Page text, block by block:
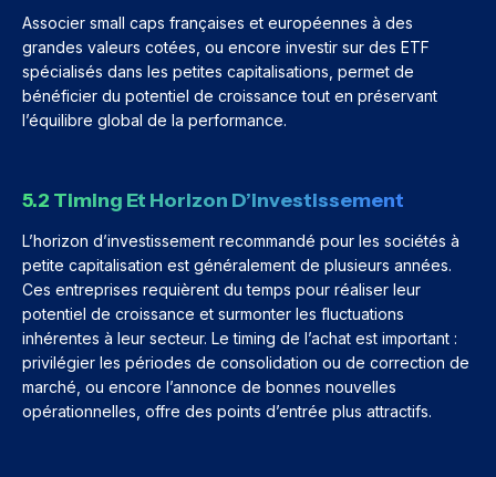
Associer small caps françaises et européennes à des
grandes valeurs cotées, ou encore investir sur des ETF
spécialisés dans les petites capitalisations, permet de
bénéficier du potentiel de croissance tout en préservant
l’équilibre global de la performance.
5.2 Timing Et Horizon D’investissement
L’horizon d’investissement recommandé pour les sociétés à
petite capitalisation est généralement de plusieurs années.
Ces entreprises requièrent du temps pour réaliser leur
potentiel de croissance et surmonter les fluctuations
inhérentes à leur secteur. Le timing de l’achat est important :
privilégier les périodes de consolidation ou de correction de
marché, ou encore l’annonce de bonnes nouvelles
opérationnelles, offre des points d’entrée plus attractifs.